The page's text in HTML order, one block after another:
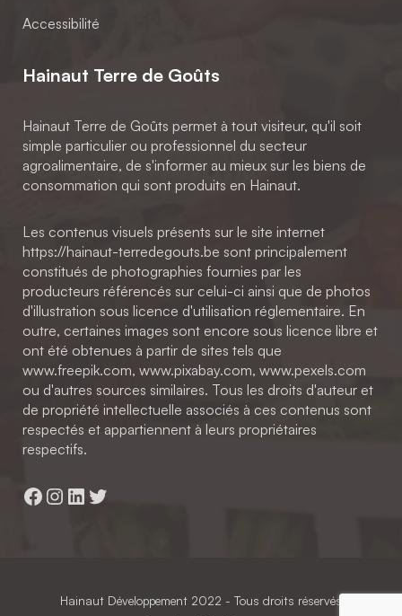
Accessibilité
Hainaut Terre de Goûts
Hainaut Terre de Goûts permet à tout visiteur, qu'il soit
simple particulier ou professionnel du secteur
agroalimentaire, de s'informer au mieux sur les biens de
consommation qui sont produits en Hainaut.
Les contenus visuels présents sur le site internet
https://hainaut-terredegouts.be sont principalement
constitués de photographies fournies par les
producteurs référencés sur celui-ci ainsi que de photos
d'illustration sous licence d'utilisation réglementaire. En
outre, certaines images sont encore sous licence libre et
ont été obtenues à partir de sites tels que
www.freepik.com, www.pixabay.com, www.pexels.com
ou d'autres sources similaires. Tous les droits d'auteur et
de propriété intellectuelle associés à ces contenus sont
respectés et appartiennent à leurs propriétaires
respectifs.
Facebook
Instagram
LinkedIn
Twitter
Hainaut Développement 2022 - Tous droits réservés